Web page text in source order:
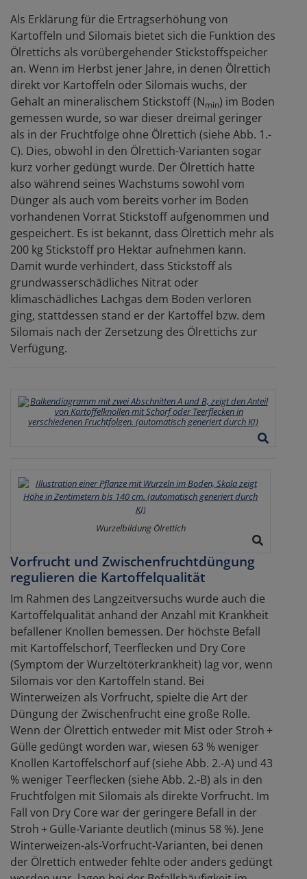
Als Erklärung für die Ertragserhöhung von
Kartoffeln und Silomais bietet sich die Funktion des
Ölrettichs als vorübergehender Stickstoffspeicher
an. Wenn im Herbst jener Jahre, in denen Ölrettich
direkt vor Kartoffeln oder Silomais wuchs, der
Gehalt an mineralischem Stickstoff (Nmin) im Boden
gemessen wurde, so war dieser dreimal geringer
als in der Fruchtfolge ohne Ölrettich (siehe Abb. 1.-
C). Dies, obwohl in den Ölrettich-Varianten sogar
kurz vorher gedüngt wurde. Der Ölrettich hatte
also während seines Wachstums sowohl vom
Dünger als auch vom bereits vorher im Boden
vorhandenen Vorrat Stickstoff aufgenommen und
gespeichert. Es ist bekannt, dass Ölrettich mehr als
200 kg Stickstoff pro Hektar aufnehmen kann.
Damit wurde verhindert, dass Stickstoff als
grundwasserschädliches Nitrat oder
klimaschädliches Lachgas dem Boden verloren
ging, stattdessen stand er der Kartoffel bzw. dem
Silomais nach der Zersetzung des Ölrettichs zur
Verfügung.
Wurzelbildung Ölrettich
Vorfrucht und Zwischenfruchtdüngung
regulieren die Kartoffelqualität
Im Rahmen des Langzeitversuchs wurde auch die
Kartoffelqualität anhand der Anzahl mit Krankheit
befallener Knollen bemessen. Der höchste Befall
mit Kartoffelschorf, Teerflecken und Dry Core
(Symptom der Wurzeltöterkrankheit) lag vor, wenn
Silomais vor den Kartoffeln stand. Bei
Winterweizen als Vorfrucht, spielte die Art der
Düngung der Zwischenfrucht eine große Rolle.
Wenn der Ölrettich entweder mit Mist oder Stroh +
Gülle gedüngt worden war, wiesen 63 % weniger
Knollen Kartoffelschorf auf (siehe Abb. 2.-A) und 43
% weniger Teerflecken (siehe Abb. 2.-B) als in den
Fruchtfolgen mit Silomais als direkte Vorfrucht. Im
Fall von Dry Core war der geringere Befall in der
Stroh + Gülle-Variante deutlich (minus 58 %). Jene
Winterweizen-als-Vorfrucht-Varianten, bei denen
der Ölrettich entweder fehlte oder anders gedüngt